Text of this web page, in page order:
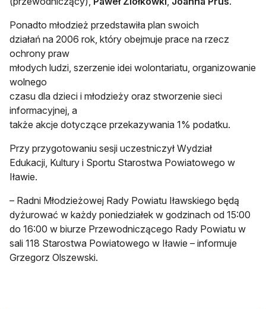
Ponadto młodzież przedstawiła plan swoich
działań na 2006 rok, który obejmuje prace na rzecz
ochrony praw
młodych ludzi, szerzenie idei wolontariatu, organizowanie
wolnego
czasu dla dzieci i młodzieży oraz stworzenie sieci
informacyjnej, a
także akcje dotyczące przekazywania 1% podatku.
Przy przygotowaniu sesji uczestniczył Wydział
Edukacji, Kultury i Sportu Starostwa Powiatowego w
Iławie.
– Radni Młodzieżowej Rady Powiatu Iławskiego będą
dyżurować w każdy poniedziałek w godzinach od 15:00
do 16:00 w biurze Przewodniczącego Rady Powiatu w
sali 118 Starostwa Powiatowego w Iławie – informuje
Grzegorz Olszewski.